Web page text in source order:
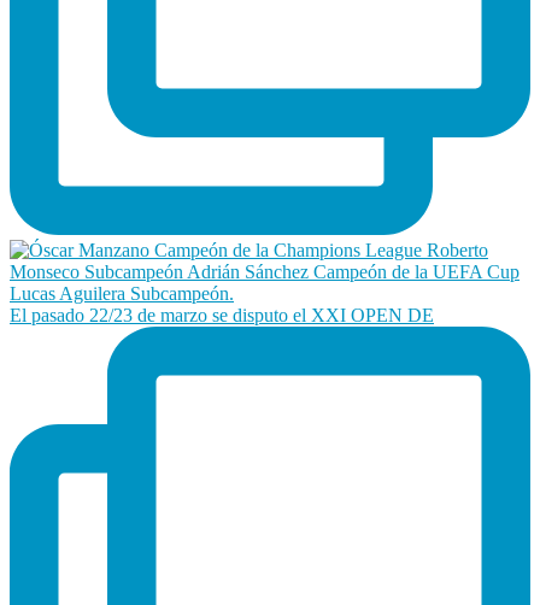
El pasado 22/23 de marzo se disputo el XXI OPEN DE